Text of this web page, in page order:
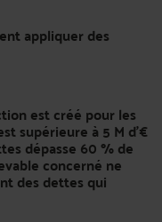
appliquer des
est créé pour les
supérieure à 5 M d’€
dépasse 60 % de
concerné ne
des dettes qui